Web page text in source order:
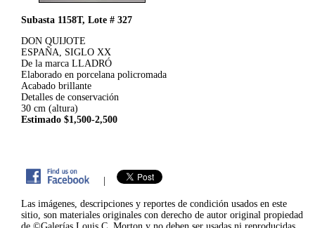
Subasta 1158T, Lote # 327
DON QUIJOTE
ESPAÑA, SIGLO XX
De la marca LLADRÓ
Elaborado en porcelana policromada
Acabado brillante
Detalles de conservación
30 cm (altura)
Estimado $1,500-2,500
|
Las imágenes, descripciones y reportes de condición usados en este
sitio, son materiales originales con derecho de autor original propiedad